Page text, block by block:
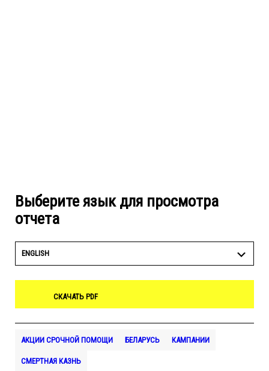
Выберите язык для просмотра
отчета
ENGLISH
СКАЧАТЬ PDF
АКЦИИ СРОЧНОЙ ПОМОЩИ БЕЛАРУСЬ КАМПАНИИ
СМЕРТНАЯ КАЗНЬ